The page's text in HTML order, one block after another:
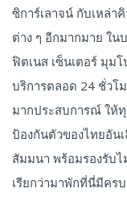
ซิการ์เลาจน์ กับเหล่า
ต่าง ๆ อีกมากมาย ใน
ฟิตเนส เซ็นเตอร์ มุม
บริการตลอด 24 ชั่วโ
มากประสบการณ์ ให้
ป้องกันตัวของไทยอัน
สัมมนา พร้อมรองรับ
เรียกว่ามาพักที่นี่มีคร